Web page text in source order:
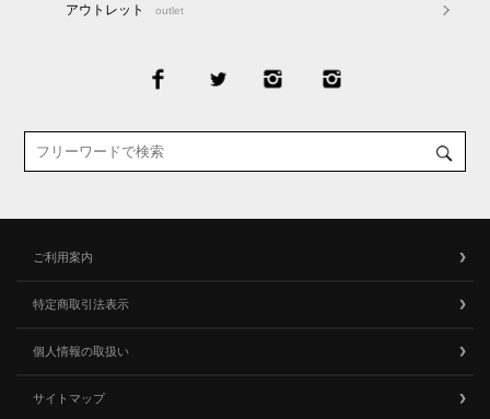
アウトレット outlet
ご利用案内
特定商取引法表示
個人情報の取扱い
サイトマップ